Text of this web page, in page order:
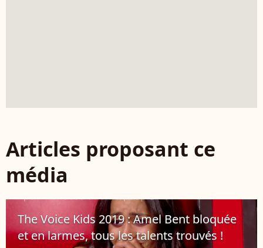
Articles proposant ce
média
The Voice Kids 2019 : Amel Bent bloquée
et en larmes, tous les talents trouvés !